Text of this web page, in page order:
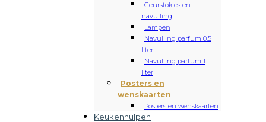
Geurstokjes en
navulling
Lampen
Navulling parfum 0.5
liter
Navulling parfum 1
liter
Posters en
wenskaarten
Posters en wenskaarten
Keukenhulpen